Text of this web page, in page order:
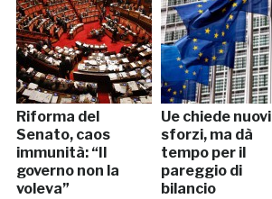
Riforma del
Senato, caos
immunità: “Il
governo non la
voleva”
Ue chiede nuovi
sforzi, ma dà
tempo per il
pareggio di
bilancio